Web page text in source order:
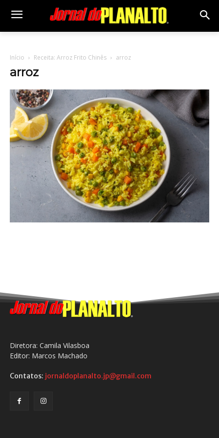
Início Receita: Arroz Frito Chinês arroz
arroz
Diretora: Camila Vilasboa
Editor: Marcos Machado
Contatos: jornaldoplanalto.jp@gmail.com